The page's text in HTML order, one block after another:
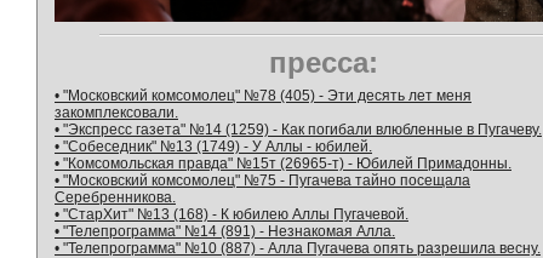
пресса:
• "Московский комсомолец" №78 (405) - Эти десять лет меня
закомплексовали.
• "Экспресс газета" №14 (1259) - Как погибали влюбленные в Пугачеву.
• "Собеседник" №13 (1749) - У Аллы - юбилей.
• "Комсомольская правда" №15т (26965-т) - Юбилей Примадонны.
• "Московский комсомолец" №75 - Пугачева тайно посещала
Серебренникова.
• "СтарХит" №13 (168) - К юбилею Аллы Пугачевой.
• "Телепрограмма" №14 (891) - Незнакомая Алла.
• "Телепрограмма" №10 (887) - Алла Пугачева опять разрешила весну.